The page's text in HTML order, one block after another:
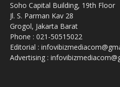
Soho Capital Building, 19th Floor
Jl. S. Parman Kav 28
Grogol, Jakarta Barat
Phone : 021-50515022
Editorial :
Advertising :